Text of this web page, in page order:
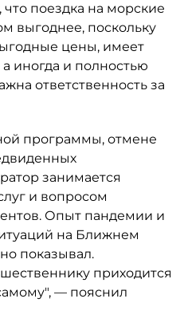
поездка на морские
выгоднее, поскольку
цены, имеет
иногда и полностью
ответственность за
программы, отмене
занимается
и вопросом
Опыт пандемии и
на Ближнем
показывал.
приходится
— пояснил